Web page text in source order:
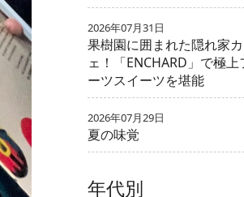
2026年07月31日
果樹園に囲まれた隠れ家
ェ！「ENCHARD」で極上
ーツスイーツを堪能
2026年07月29日
夏の味覚
年代別